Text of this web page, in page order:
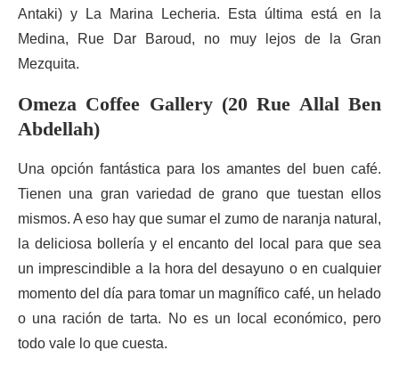
Antaki) y La Marina Lecheria. Esta última está en la
Medina, Rue Dar Baroud, no muy lejos de la Gran
Mezquita.
Omeza Coffee Gallery (20 Rue Allal Ben
Abdellah)
Una opción fantástica para los amantes del buen café.
Tienen una gran variedad de grano que tuestan ellos
mismos. A eso hay que sumar el zumo de naranja natural,
la deliciosa bollería y el encanto del local para que sea
un imprescindible a la hora del desayuno o en cualquier
momento del día para tomar un magnífico café, un helado
o una ración de tarta. No es un local económico, pero
todo vale lo que cuesta.